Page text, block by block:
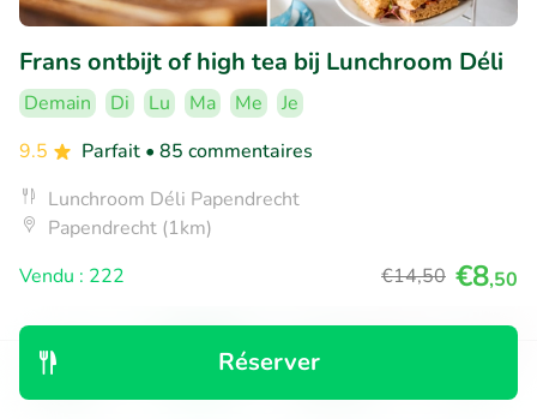
Réserver
Frans ontbijt of high tea bij Lunchroom Déli
Demain Di Lu Ma Me
Je
9.5
Parfait • 85 commentaires
Lunchroom Déli Papendrecht
Papendrecht (1km)
Vendu : 222
€14,50 €8,50